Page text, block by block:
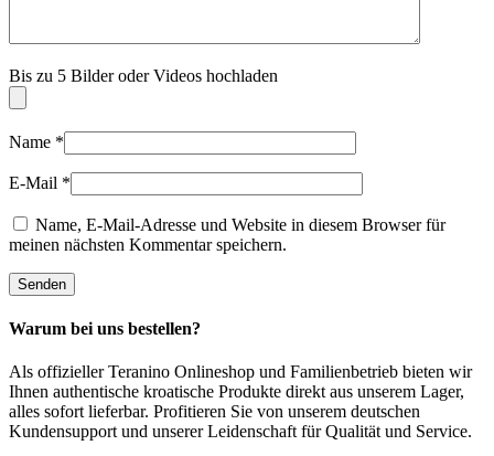
Bis zu 5 Bilder oder Videos hochladen
Name *
E-Mail *
Name, E-Mail-Adresse und Website in diesem Browser für
meinen nächsten Kommentar speichern.
Warum bei uns bestellen?
Als offizieller Teranino Onlineshop und Familienbetrieb bieten wir
Ihnen authentische kroatische Produkte direkt aus unserem Lager,
alles sofort lieferbar. Profitieren Sie von unserem deutschen
Kundensupport und unserer Leidenschaft für Qualität und Service.